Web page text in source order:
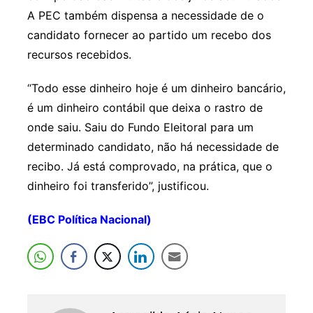
A PEC também dispensa a necessidade de o
candidato fornecer ao partido um recebo dos
recursos recebidos.
“Todo esse dinheiro hoje é um dinheiro bancário,
é um dinheiro contábil que deixa o rastro de
onde saiu. Saiu do Fundo Eleitoral para um
determinado candidato, não há necessidade de
recibo. Já está comprovado, na prática, que o
dinheiro foi transferido”, justificou.
(EBC Política Nacional)